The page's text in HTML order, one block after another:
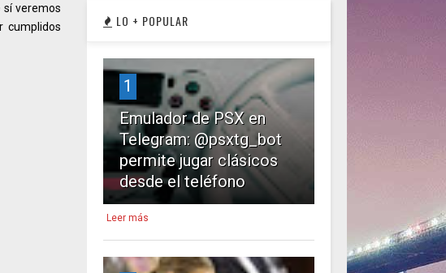
veremos
cumplidos
LO + POPULAR
1
Emulador de PSX en
Telegram: @psxtg_bot
permite jugar clásicos
desde el teléfono
Leer más